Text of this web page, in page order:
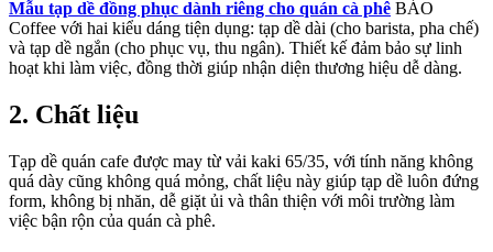
Mẫu tạp dề đồng phục dành riêng cho quán cà phê BÁO
Coffee với hai kiểu dáng tiện dụng: tạp dề dài (cho barista, pha chế)
và tạp dề ngắn (cho phục vụ, thu ngân). Thiết kế đảm bảo sự linh
hoạt khi làm việc, đồng thời giúp nhận diện thương hiệu dễ dàng.
2. Chất liệu
Tạp dề quán cafe được may từ vải kaki 65/35, với tính năng không
quá dày cũng không quá mỏng, chất liệu này giúp tạp dề luôn đứng
form, không bị nhăn, dễ giặt ủi và thân thiện với môi trường làm
việc bận rộn của quán cà phê.